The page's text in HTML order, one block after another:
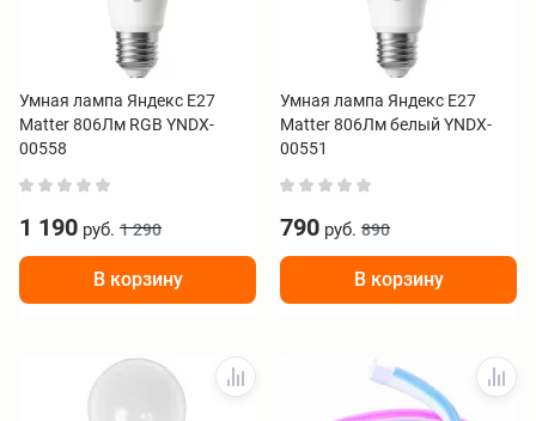
Умная лампа Яндекс Е27
Matter 806Лм RGB YNDX-
00558
1 190 руб. 1 290
В корзину
Умная лампа Яндекс Е27
Matter 806Лм белый YNDX-
00551
790 руб. 890
В корзину